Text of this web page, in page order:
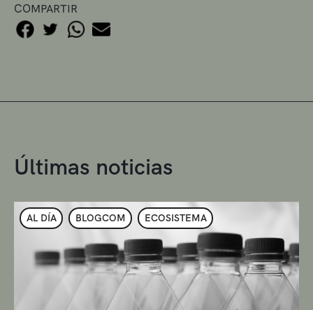
COMPARTIR
Últimas noticias
AL DÍA BLOGCOM ECOSISTEMA